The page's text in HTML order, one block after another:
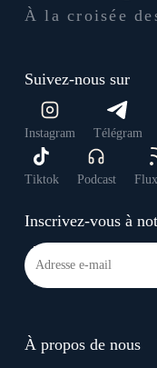
À la croisée
Suivez-nous sur
Instagram Télégram
Tiktok Podcast
Inscrivez-vous à
À propos de nous